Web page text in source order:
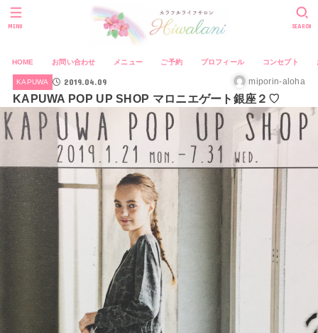
HOME お問い合わせ メニュー ご予約 プロフィール コンセプト
SEARCH
MENU
KAPUWA 2019.04.09 miporin-aloha
KAPUWA POP UP SHOP マロニエゲート銀座２♡